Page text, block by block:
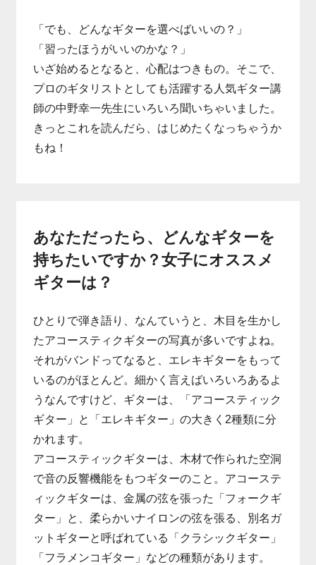
「でも、どんなギターを選べばいいの？」
「習ったほうがいいのかな？」
いざ始めるとなると、心配はつきもの。そこで、
プロのギタリストとしても活躍する人気ギター講
師の中野幸一先生にいろいろ聞いちゃいました。
きっとこれを読んだら、はじめたくなっちゃうか
もね！
あなただったら、どんなギターを
持ちたいですか？女子にオススメ
ギターは？
ひとりで弾き語り、なんていうと、木目を生かし
たアコースティクギターの写真が多いですよね。
それがバンドってなると、エレキギターをもって
いるのがほとんど。細かく言えばいろいろあるよ
うなんですけど、ギターは、「アコースティック
ギター」と「エレキギター」の大きく2種類に分
かれます。
アコースティックギターは、木材で作られた空洞
で音の反響機能をもつギターのこと。アコーステ
ィックギターは、金属の弦を張った「フォークギ
ター」と、柔らかいナイロンの弦を張る、別名ガ
ットギターと呼ばれている「クラシックギター」
「フラメンコギター」などの種類があります。